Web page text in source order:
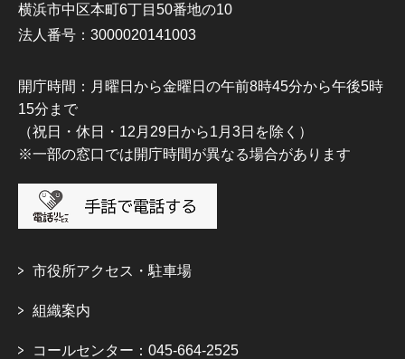
横浜市中区本町6丁目50番地の10
法人番号：3000020141003
開庁時間：月曜日から金曜日の午前8時45分から午後5時
15分まで
（祝日・休日・12月29日から1月3日を除く）
※一部の窓口では開庁時間が異なる場合があります
市役所アクセス・駐車場
組織案内
コールセンター：045-664-2525